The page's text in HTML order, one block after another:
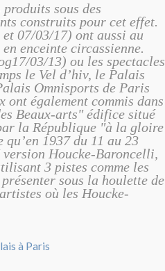
sous des
construits pour cet effet.
07/03/17) ont aussi au
enceinte circassienne.
03/13) ou les spectacles
le Vel d’hiv, le Palais
Omnisports de Paris
également commis dans
Beaux-arts" édifice situé
la République "à la gloire
1937 du 11 au 23
Houcke-Baroncelli,
3 pistes comme les
sous la houlette de
où les Houcke-